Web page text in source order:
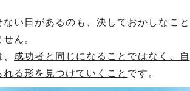
ない日があるのも、決しておかしなこと
ん。
成功者と同じになることではなく、自
る形を見つけていくこと です。